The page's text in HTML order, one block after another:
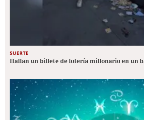
SUERTE
Hallan un billete de lotería millonario en un